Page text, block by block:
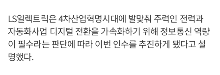
LS일렉트릭은 4차산업혁명시대에 발맞춰 주력인 전력과
자동화사업 디지털 전환을 가속화하기 위해 정보통신 역량
이 필수라는 판단에 따라 이번 인수를 추진하게 됐다고 설
명했다.